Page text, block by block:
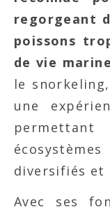
regorgeant
poissons
de vie marine
le
une
diversifiés et
Avec ses